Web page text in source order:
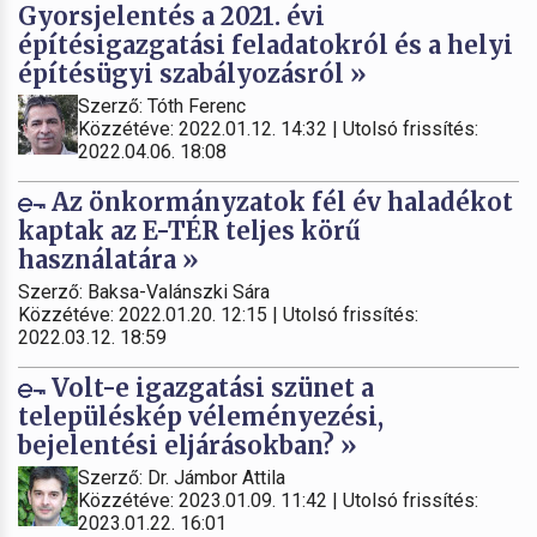
Gyorsjelentés a 2021. évi
építésigazgatási feladatokról és a helyi
építésügyi szabályozásról »
Szerző: Tóth Ferenc
Közzétéve: 2022.01.12. 14:32 | Utolsó frissítés:
2022.04.06. 18:08
Az önkormányzatok fél év haladékot
kaptak az E-TÉR teljes körű
használatára »
Szerző: Baksa-Valánszki Sára
Közzétéve: 2022.01.20. 12:15 | Utolsó frissítés:
2022.03.12. 18:59
Volt-e igazgatási szünet a
településkép véleményezési,
bejelentési eljárásokban? »
Szerző: Dr. Jámbor Attila
Közzétéve: 2023.01.09. 11:42 | Utolsó frissítés:
2023.01.22. 16:01